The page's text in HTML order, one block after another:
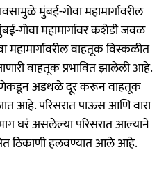
मुंबई-गोवा महामार्गावरील
गोवा महामार्गावर कशेडी जवळ
वाहतूक विस्कळीत
वाहतूक प्रभावित झालेली आहे.
यंत्रणेकडून अडथळे दूर करून वाहतूक
आहे. परिसरात पाऊस आणि वारा
घरं असलेल्या परिसरात आल्याने
ठिकाणी हलवण्यात आले आहे.